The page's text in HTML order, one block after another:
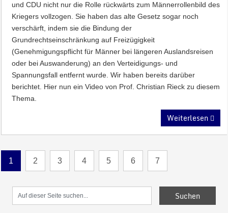
und CDU nicht nur die Rolle rückwärts zum Männerrollenbild des
Kriegers vollzogen. Sie haben das alte Gesetz sogar noch
verschärft, indem sie die Bindung der
Grundrechtseinschränkung auf Freizügigkeit
(Genehmigungspflicht für Männer bei längeren Auslandsreisen
oder bei Auswanderung) an den Verteidigungs- und
Spannungsfall entfernt wurde. Wir haben bereits darüber
berichtet. Hier nun ein Video von Prof. Christian Rieck zu diesem
Thema.
Weiterlesen
1 2 3 4 5 6 7